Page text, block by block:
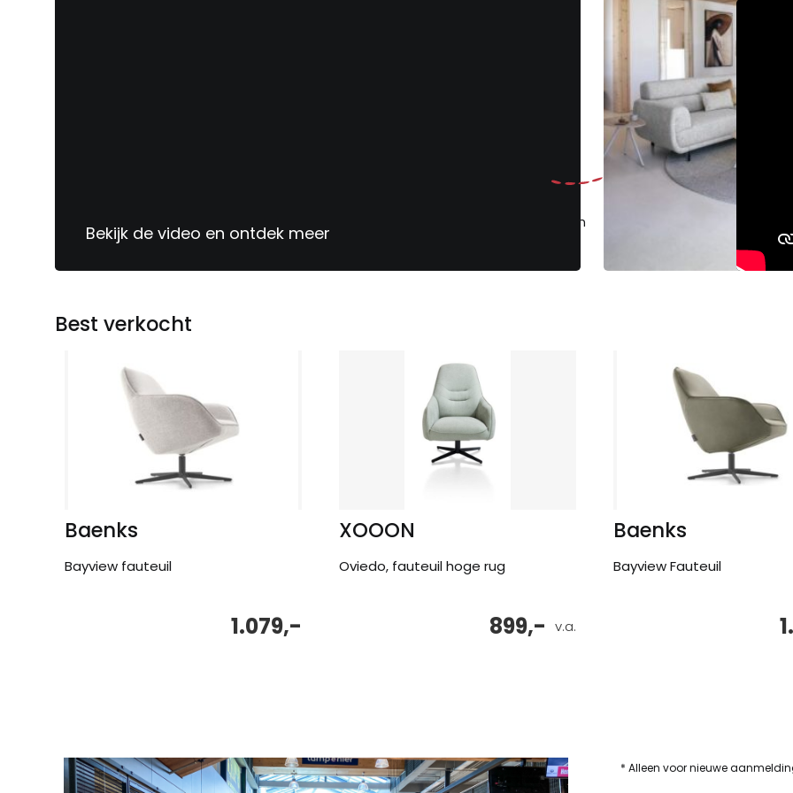
Bekijk de video en ontdek meer
ruilen binnen 30 dagen
Best verkocht
Baenks
Bayview fauteuil
1.079,-
XOOON
Oviedo, fauteuil hoge rug
v.a.
899,-
Baenks
Bayview Fauteuil
* Alleen voor nieuwe